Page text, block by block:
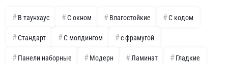
В таунхаус С окном Влагостойкие С кодом
Стандарт С молдингом с фрамугой
Панели наборные Модерн Ламинат Гладкие